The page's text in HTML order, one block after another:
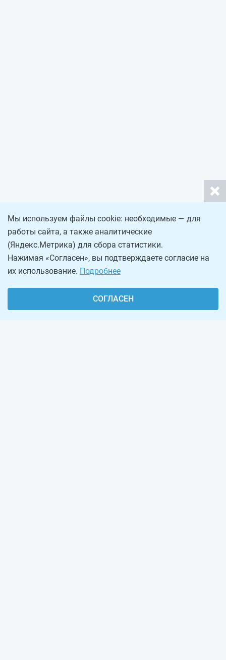
Мы используем файлы cookie: необходимые — для
работы сайта, а также аналитические
(Яндекс.Метрика) для сбора статистики.
Нажимая «Согласен», вы подтверждаете согласие на
их использование. Подробнее
СОГЛАСЕН